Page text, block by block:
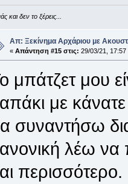
και δεν το ξέρεις...
Απ: Ξεκίνημα Αρχάριου με
« Απάντηση #15 στις: 29/03/21, 17:57
μπάτζετ μου
με
συναντήσω
λέω